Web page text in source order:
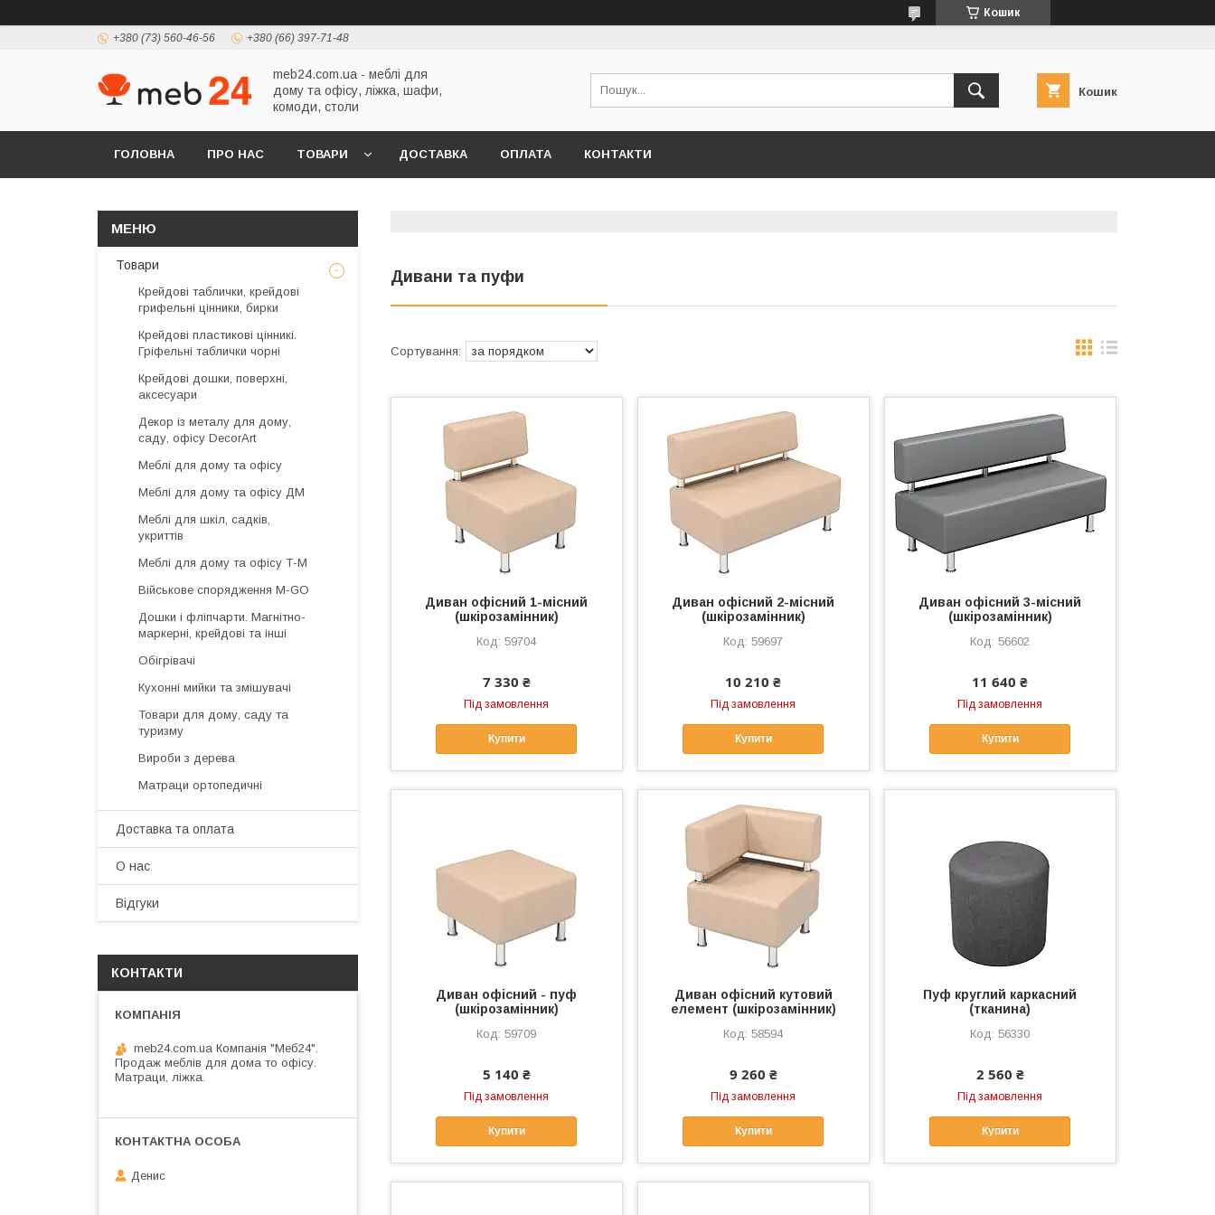
Кошик
+380 (73) 560-46-56 +380 (66) 397-71-48
meb24.com.ua - меблі для
дому та офісу, ліжка, шафи,
комоди, столи
Кошик
ГОЛОВНА ПРО НАС ТОВАРИ ДОСТАВКА ОПЛАТА КОНТАКТИ
Дивани та пуфи
Диван офісний 1-місний
(шкірозамінник)
59704
7 330 ₴
Під замовлення
Купити
Диван офісний 2-місний
(шкірозамінник)
59697
10 210 ₴
Під замовлення
Купити
Диван офісний 3-місний
(шкірозамінник)
56602
11 640 ₴
Під замовлення
Купити
Диван офісний - пуф
(шкірозамінник)
59709
5 140 ₴
Під замовлення
Купити
Диван офісний кутовий
елемент (шкірозамінник)
58594
9 260 ₴
Під замовлення
Купити
Пуф круглий каркасний
(тканина)
56330
2 560 ₴
Під замовлення
Купити
Товари
Крейдові таблички, крейдові
грифельні цінники, бирки
Крейдові пластикові цінникі.
Гріфельні таблички чорні
Крейдові дошки, поверхні,
аксесуари
Декор із металу для дому,
саду, офісу DecorArt
Меблі для дому та офісу
Меблі для дому та офісу ДМ
Меблі для шкіл, садків,
укриттів
Меблі для дому та офісу Т-М
Військове спорядження M-GO
Дошки і фліпчарти. Магнітно-
маркерні, крейдові та інші
Обігрівачі
Кухонні мийки та змішувачі
Товари для дому, саду та
туризму
Вироби з дерева
Матраци ортопедичні
Доставка та оплата
О нас
Відгуки
КОНТАКТИ
meb24.com.ua Компанія "Меб24".
Продаж меблів для дома то офісу.
Матраци, ліжка.
Денис